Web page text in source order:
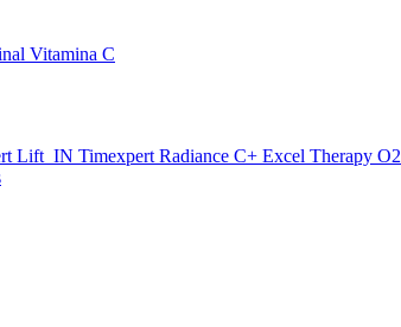
Vitamina C
Lift_IN Timexpert Radiance C+ Excel Therapy O2